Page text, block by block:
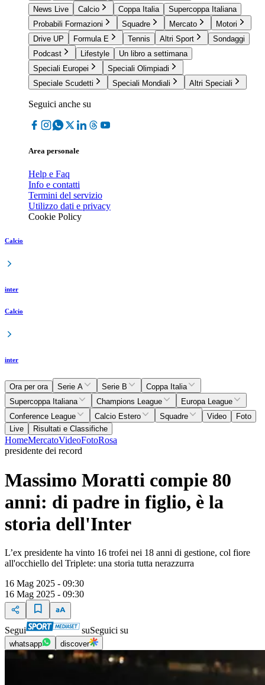
News Live
Calcio Coppa Italia
Supercoppa Italiana
Probabili Formazioni
Squadre Mercato
Motori
Drive UP
Formula E Tennis Altri Sport
Sondaggi
Podcast
Lifestyle
Un libro a settimana
Speciali Europei
Speciali Olimpiadi
Speciale Scudetti
Speciali Mondiali Altri Speciali
Seguici anche su
Area personale
Help e Faq
Info e contatti
Termini del servizio
Utilizzo dati e privacy
Cookie Policy
Calcio
inter
Calcio
inter
Ora per ora Serie A Serie B
Coppa Italia
Supercoppa Italiana
Champions League
Europa League
Conference League
Calcio Estero Squadre Video
Foto
Live
Risultati e Classifiche
HomeMercatoVideoFotoRosa
presidente dei record
Massimo Moratti compie 80
anni: di padre in figlio, è la
storia dell'Inter
L’ex presidente ha vinto 16 trofei nei 18 anni di gestione, col fiore
all'occhiello del Triplete: una storia tutta nerazzurra
16 Mag 2025 - 09:30
16 Mag 2025 - 09:30
Segui suSeguici su
whatsapp discover